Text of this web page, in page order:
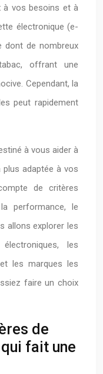
à vos besoins et à
électronique (e-
dont de nombreux
offrant une
Cependant, la
peut rapidement
à vous aider à
plus adaptée à vos
de critères
performance, le
allons explorer les
les
les marques les
faire un choix
de
fait une